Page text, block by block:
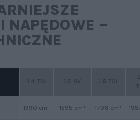
NAPĘDOWE –
1390 cm³ 1595 cm³ 1798 cm³